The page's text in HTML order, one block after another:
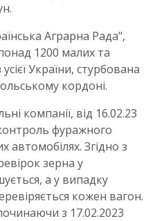
Аграрна Рада",
1200 малих та
України, стурбована
кордоні.
компанії, від 16.02.23
фуражного
автомобілях. Згідно з
зерна у
а у випадку
кожен вагон.
з 17.02.2023